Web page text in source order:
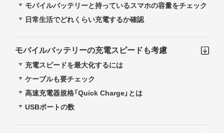
モバイルバッテリーと持っているスマホの容量をチェック
日常生活でどれくらい充電するか確認
モバイルバッテリーの充電スピードも考慮
充電スピードを最大化するには
ケーブルも要チェック
高速充電器規格「Quick Charge」とは
USBポートの数